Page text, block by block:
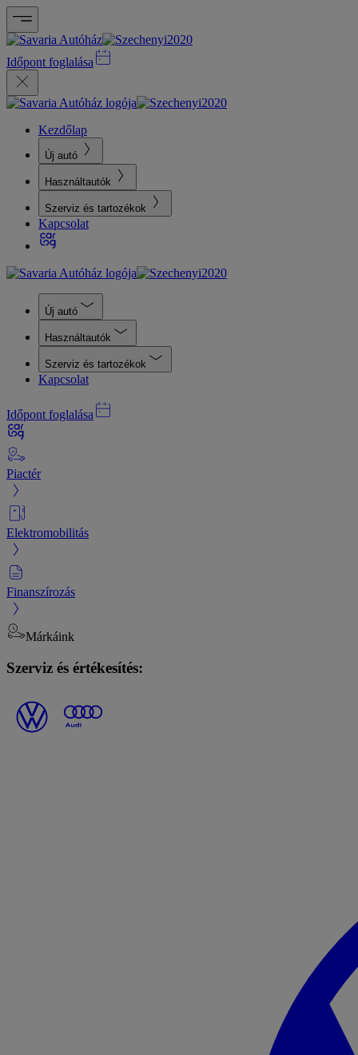
Időpont foglalása
Kezdőlap
Új autó
Használtautók
Szerviz és tartozékok
Kapcsolat
Új autó
Használtautók
Szerviz és tartozékok
Kapcsolat
Időpont foglalása
Piactér
Elektromobilitás
Finanszírozás
Márkáink
Szerviz és értékesítés: